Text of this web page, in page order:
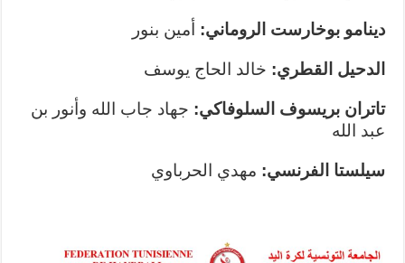
دينامو بوخارست الروماني: أمين بنور
الدحيل القطري: خالد الحاج يوسف
تاتران بريسوف السلوفاكي: جهاد جاب الله وأنور بن
عبد الله
سيلستا الفرنسي: مهدي الحرباوي